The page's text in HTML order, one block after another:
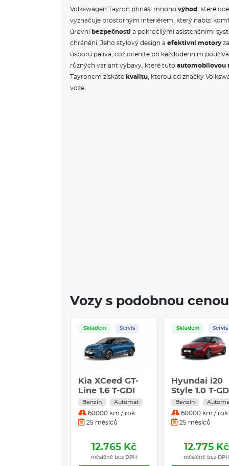
Volkswagen Tayron přináší mnoho výhod , které
vyznačuje prostorným interiérem, který nabízí
úrovní bezpečnosti a pokročilými asistenčními
chráněni. Jeho stylový design a efektivní motory
úsporu paliva, což oceníte při každodenním
různých variant výbavy, které tuto automobilovou
Tayronem získáte kvalitu , kterou od značky
voze.
Vozy s podobnou cenou
Skladem Servis
Kia XCeed GT-
Line 1.6 T-GDI
132 kW 7° DCT
Benzín Automat
60000 km / rok
25 měsíců
12.765 Kč
měsíčně bez DPH
Skladem Servis
Hyundai i20
Style 1.0 T-GDI
66 kW 7°
Benzín
60000 km / rok
25 měsíců
12.775 Kč
měsíčně bez DPH